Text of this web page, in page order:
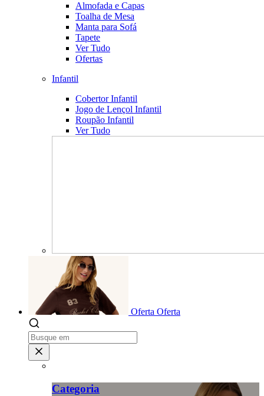
Almofada e Capas
Toalha de Mesa
Manta para Sofá
Tapete
Ver Tudo
Ofertas
Infantil
Cobertor Infantil
Jogo de Lençol Infantil
Roupão Infantil
Ver Tudo
Oferta Oferta
Categoria